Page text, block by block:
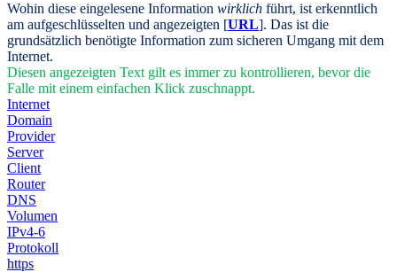
Wohin diese eingelesene Information wirklich führt, ist erkenntlich
am aufgeschlüsselten und angezeigten [URL]. Das ist die
grundsätzlich benötigte Information zum sicheren Umgang mit dem
Internet.
Diesen angezeigten Text gilt es immer zu kontrollieren, bevor die
Falle mit einem einfachen Klick zuschnappt.
Internet
Domain
Provider
Server
Client
Router
DNS
Volumen
IPv4-6
Protokoll
https